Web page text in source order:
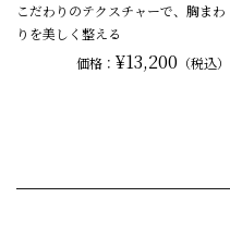
こだわりのテクスチャーで、胸まわ
りを美しく整える
価格：¥13,200 （税込）